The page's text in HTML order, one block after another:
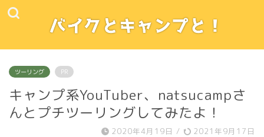
ツーリング PR
キャンプ系YouTuber、natsucampさ
んとプチツーリングしてみたよ！
2020年4月19日 / 2021年9月17日